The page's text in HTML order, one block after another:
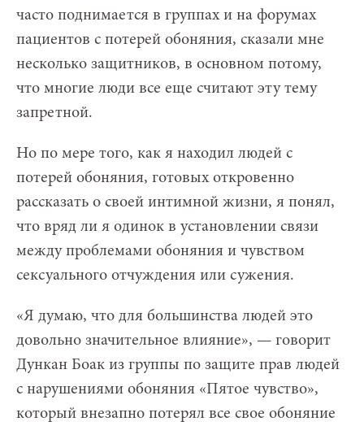
часто поднимается в группах и на форумах
пациентов с потерей обоняния, сказали мне
несколько защитников, в основном потому,
что многие люди все еще считают эту тему
запретной.
Но по мере того, как я находил людей с
потерей обоняния, готовых откровенно
рассказать о своей интимной жизни, я понял,
что вряд ли я одинок в установлении связи
между проблемами обоняния и чувством
сексуального отчуждения или сужения.
«Я думаю, что для большинства людей это
довольно значительное влияние», — говорит
Дункан Боак из группы по защите прав людей
с нарушениями обоняния «Пятое чувство»,
который внезапно потерял все свое обоняние